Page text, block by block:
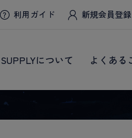
利用ガイド 新規会員登録
について よくある